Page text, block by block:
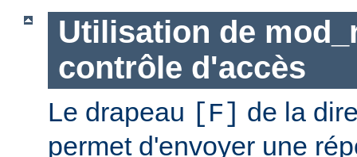
Utilisation de
contrôle d'accès
Le drapeau [F] de la
permet d'envoyer une